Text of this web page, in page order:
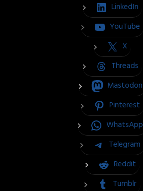
LinkedIn
YouTube
X
Threads
Mastodon
Pinterest
WhatsApp
Telegram
Reddit
Tumblr